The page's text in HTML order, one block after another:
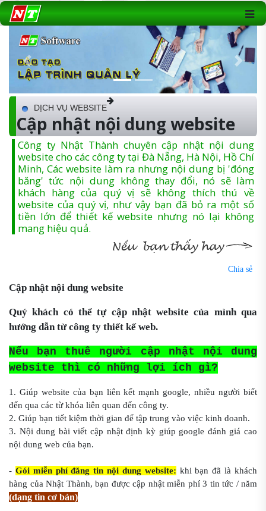
Previous Next
DỊCH VỤ WEBSITE
Cập nhật nội dung website
Công ty Nhật Thành chuyên cập nhật nội dung
website cho các công ty tại Đà Nẵng, Hà Nội, Hồ Chí
Minh, Các website làm ra nhưng nội dung bị 'đóng
băng' tức nội dung không thay đổi, nó sẽ làm
khách hàng của quý vị sẽ không thích thú về
website của quý vị, như vậy bạn đã bỏ ra một số
tiền lớn để thiết kế website nhưng nó lại không
mang hiệu quả.
Chia sẻ
Cập nhật nội dung website
Quý khách có thể tự cập nhật website của mình qua
hướng dẫn từ công ty thiết kế web.
Nếu bạn thuê người cập nhật nội dung
website thì có những lợi ích gì?
1. Giúp website của bạn liên kết mạnh google, nhiều người biết
đến qua các từ khóa liên quan đến công ty.
2. Giúp bạn tiết kiệm thời gian để tập trung vào việc kinh doanh.
3. Nội dung bài viết cập nhật định kỳ giúp google đánh giá cao
nội dung web của bạn.
- Gói miễn phí đăng tin nội dung website: khi bạn đã là khách
hàng của Nhật Thành, bạn được cập nhật miễn phí 3 tin tức / năm
(dạng tin cơ bản)